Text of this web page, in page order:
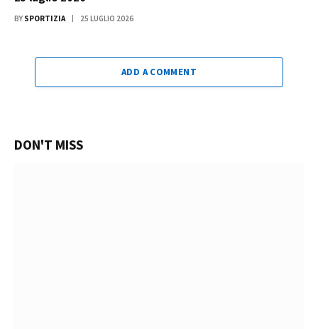
BY SPORTIZIA 25 LUGLIO 2026
ADD A COMMENT
DON'T MISS